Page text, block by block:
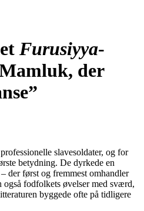
Furusiyya-
der
slavesoldater, og for
betydning. De dyrkede en
– der først og fremmest omhandler
også fodfolkets øvelser med sværd,
byggede ofte på tidligere